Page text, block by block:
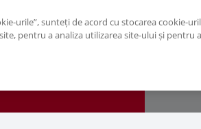
urile”, sunteți de acord cu stocarea cookie-
pentru a analiza utilizarea site-ului și pentru